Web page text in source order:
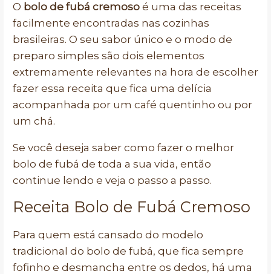
O bolo de fubá cremoso é uma das receitas
facilmente encontradas nas cozinhas
brasileiras. O seu sabor único e o modo de
preparo simples são dois elementos
extremamente relevantes na hora de escolher
fazer essa receita que fica uma delícia
acompanhada por um café quentinho ou por
um chá.
Se você deseja saber como fazer o melhor
bolo de fubá de toda a sua vida, então
continue lendo e veja o passo a passo.
Receita Bolo de Fubá Cremoso
Para quem está cansado do modelo
tradicional do bolo de fubá, que fica sempre
fofinho e desmancha entre os dedos, há uma